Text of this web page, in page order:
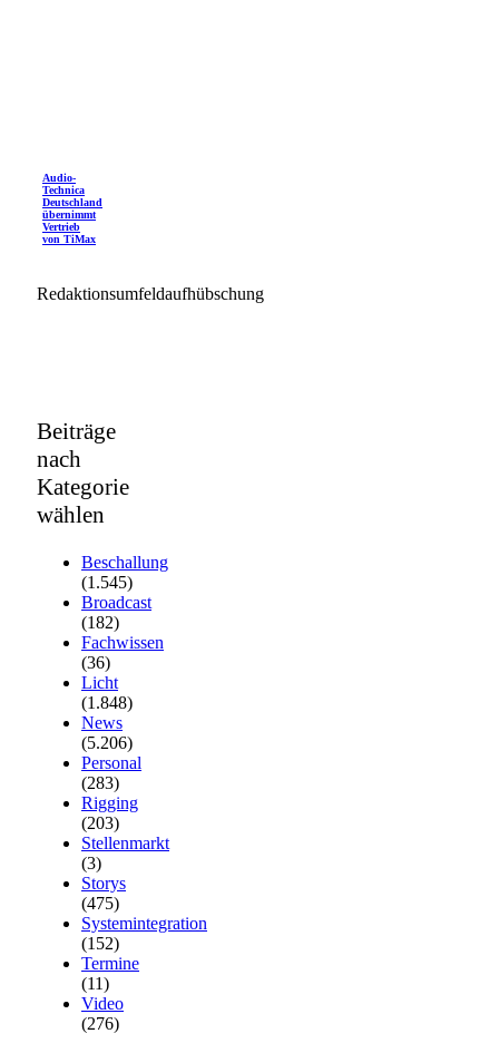
Audio-
Technica
Deutschland
übernimmt
Vertrieb
von TiMax
Redaktionsumfeldaufhübschung
Beiträge
nach
Kategorie
wählen
Beschallung
(1.545)
Broadcast
(182)
Fachwissen
(36)
Licht
(1.848)
News
(5.206)
Personal
(283)
Rigging
(203)
Stellenmarkt
(3)
Storys
(475)
Systemintegration
(152)
Termine
(11)
Video
(276)